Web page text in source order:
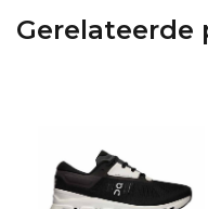
Gerelateerde